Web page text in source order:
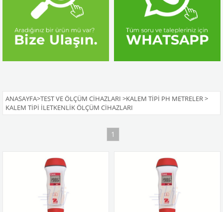
ANASAYFA>TEST VE ÖLÇÜM CIHAZLARI >KALEM TIPI PH METRELER>
KALEM TIPI İLETKENLIK ÖLÇÜM CIHAZLARI
1